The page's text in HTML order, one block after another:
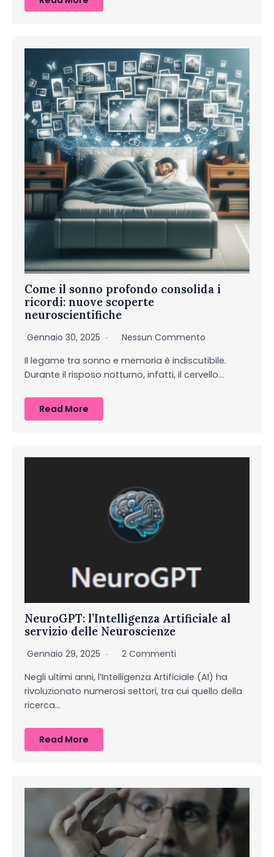
Come il sonno profondo consolida i
ricordi: nuove scoperte
neuroscientifiche
Gennaio 30, 2025
Nessun Commento
Il legame tra sonno e memoria è indiscutibile.
Durante il risposo notturno, infatti, il cervello…
Read More
NeuroGPT: l’Intelligenza Artificiale al
servizio delle Neuroscienze
Gennaio 29, 2025
2 Commenti
Negli ultimi anni, l’Intelligenza Artificiale (AI) ha
rivoluzionato numerosi settori, tra cui quello della
ricerca…
Read More